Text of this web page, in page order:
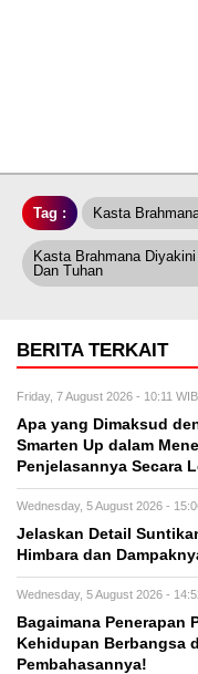
Tag : Kasta
Kasta Brahmana
Dan Tuhan
BERITA TERKAIT
Friday, 7 August 2026 - 10:11 WIB
Apa yang Dimaksud
Smarten Up dalam
Penjelasannya Secara
Wednesday, 5 August 2026 -
Jelaskan Detail
Himbara dan
Wednesday, 5 August 2026 -
Bagaimana Penerapan
Kehidupan Berbangsa
Pembahasannya!